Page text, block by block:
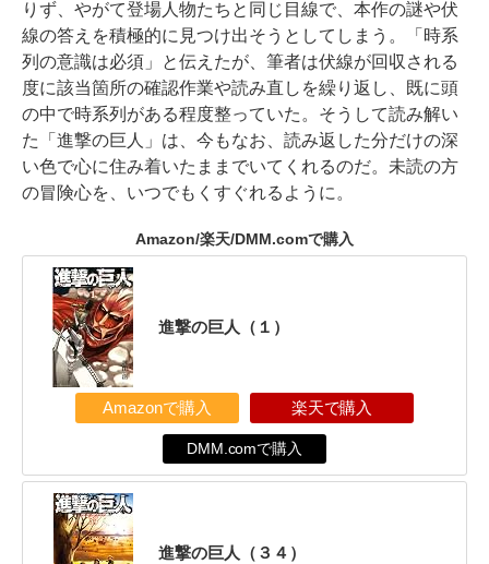
りず、やがて登場人物たちと同じ目線で、本作の謎や伏
線の答えを積極的に見つけ出そうとしてしまう。「時系
列の意識は必須」と伝えたが、筆者は伏線が回収される
度に該当箇所の確認作業や読み直しを繰り返し、既に頭
の中で時系列がある程度整っていた。そうして読み解い
た「進撃の巨人」は、今もなお、読み返した分だけの深
い色で心に住み着いたままでいてくれるのだ。未読の方
の冒険心を、いつでもくすぐれるように。
Amazon/楽天/DMM.comで購入
進撃の巨人（１）
Amazonで購入 楽天で購入
DMM.comで購入
進撃の巨人（３４）